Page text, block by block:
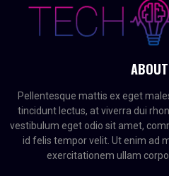
Pellentesque mattis ex eget
tincidunt lectus, at viverra dui
vestibulum eget odio sit amet,
id felis tempor velit. Ut enim ad
exercitationem ullam